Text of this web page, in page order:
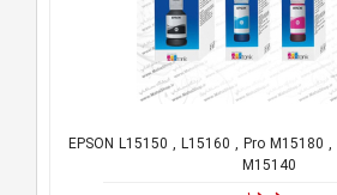
جوهر اصلی پرینترهای EPSON L15150 , L15160 , Pro M15180 ,
M15140